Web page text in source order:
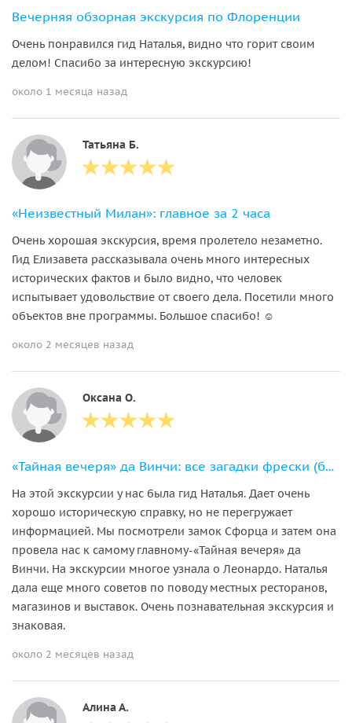
Вечерняя обзорная экскурсия по Флоренции
Очень понравился гид Наталья, видно что горит своим
делом! Спасибо за интересную экскурсию!
около 1 месяца назад
Татьяна Б.
«Неизвестный Милан»: главное за 2 часа
Очень хорошая экскурсия, время пролетело незаметно.
Гид Елизавета рассказывала очень много интересных
исторических фактов и было видно, что человек
испытывает удовольствие от своего дела. Посетили много
объектов вне программы. Большое спасибо! ☺️
около 2 месяцев назад
Оксана О.
«Тайная вечеря» да Винчи: все загадки фрески (билет включен)
На этой экскурсии у нас была гид Наталья. Дает очень
хорошо историческую справку, но не перегружает
информацией. Мы посмотрели замок Сфорца и затем она
провела нас к самому главному-«Тайная вечеря» да
Винчи. На экскурсии многое узнала о Леонардо. Наталья
дала еще много советов по поводу местных ресторанов,
магазинов и выставок. Очень познавательная экскурсия и
знаковая.
около 2 месяцев назад
Алина А.